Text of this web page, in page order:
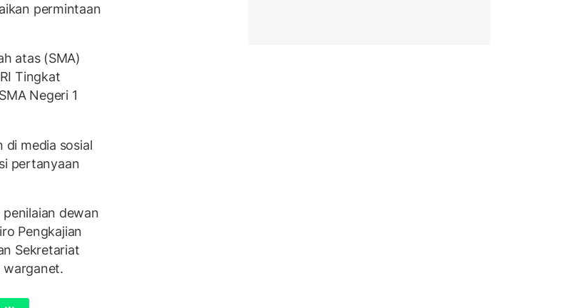
permintaan
atas (SMA)
Tingkat
Negeri 1
di media sosial
pertanyaan
dewan
Pengkajian
Sekretariat
warganet.